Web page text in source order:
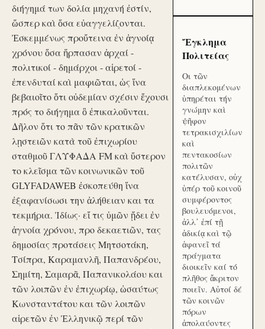
διήγημά των δολία μηχανή ἐστίν,
ὥσπερ καὶ ὅσα εὐαγγελίζονται.
Ἐσκεμμένως προὔτεινα ἐν ἀγνοίᾳ
χρόνου ὅσα ἥρπασαν ἀρχαί -
πολιτικοί - δημάρχοι - αἱρετοί -
ἐπενδυταί καὶ μαφιῶται, ὡς ἵνα
βεβαιοῖτο ὅτι οὐδεμίαν σχέσιν ἔχουσι
πρός το διήγημα ὃ ἐπικαλοῦνται.
Δῆλον ὅτι το πᾶν τῶν κρατικῶν
λῃστειῶν κατὰ τοῦ ἐπιχωρίου
σταθμοῦ ΓΛΥΦΑΔΑ FM καὶ ὕστερον
το κλεῖσμα τῶν κοινωνικῶν τοῦ
GLYFADAWEB ἐσκοπεύθη ἵνα
ἐξαφανίσωσι την ἀλήθειαν και τα
τεκμήρια. Ἰδίως· εἴ τις ὑμῶν ᾔδει ἐν
ἀγνοία χρόνου, προ δεκαετιῶν, τας
δημοσίας προτάσεις Μητσοτάκη,
Τσίπρα, Καραμανλῆ, Παπανδρέου,
Σημίτη, Σαμαρᾶ, Παπανικολάου και
τῶν λοιπῶν ἐν ἐπιχωρίῳ, ὡσαύτως
Κωνσταντάτου και τῶν λοιπῶν
αἱρετῶν ἐν Ἑλληνικῷ περί τῶν
Ἔγκλημα
Πολιτείας
Οι τῶν
διαπλεκομένων
ὑπηρέται τήν
γνώμην καὶ
ψῆφον
τετρακισχιλίων
καὶ
πεντακοσίων
πολιτῶν
κατέλυσαν, οὐχ
ὑπέρ τοῦ κοινοῦ
συμφέροντος
βουλευόμενοι,
ἀλλ᾽ ἐπί τῇ
ἀδικίᾳ καὶ τῷ
ἀφανεῖ τά
πράγματα
διοικεῖν καί τό
πλῆθος ἄκριτον
ποιεῖν. Αὐτοί δέ
τῶν κοινῶν
πόρων
ἀπολαύοντες